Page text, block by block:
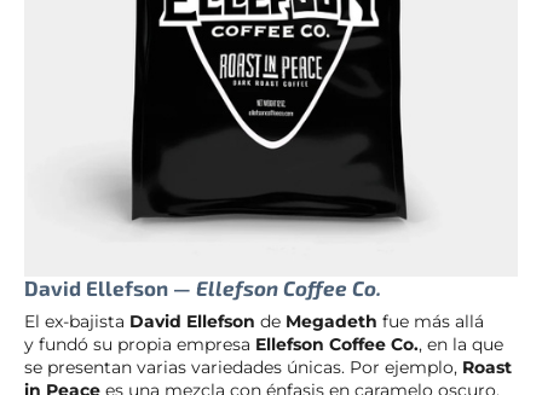
David Ellefson — Ellefson Coffee Co.
El ex-bajista David Ellefson de Megadeth fue más allá
y fundó su propia empresa Ellefson Coffee Co., en la que
se presentan varias variedades únicas. Por ejemplo, Roast
in Peace es una mezcla con énfasis en caramelo oscuro,